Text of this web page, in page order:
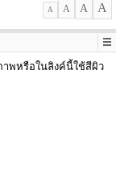
A A A A
พหรือในลิงค์นี้ใช้สีผิว